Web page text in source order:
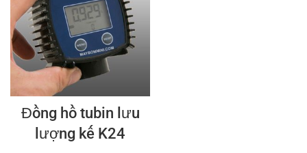
Đồng hồ tubin lưu
lượng kế K24